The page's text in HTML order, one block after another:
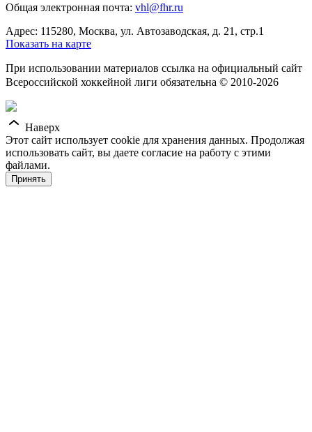
Общая электронная почта: vhl@fhr.ru
Адрес: 115280, Москва, ул. Автозаводская, д. 21, стр.1
Показать на карте
При использовании материалов ссылка на официальный сайт
Всероссийской хоккейной лиги обязательна © 2010-2026
Наверх
Этот сайт использует cookie для хранения данных. Продолжая
использовать сайт, вы даете согласие на работу с этими
файлами.
Принять